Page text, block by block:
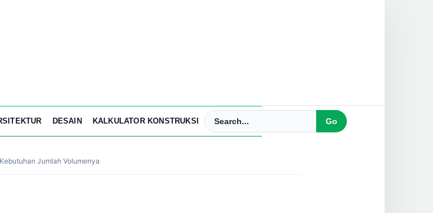
DESAIN KALKULATOR KONSTRUKSI
Jumlah Volumenya